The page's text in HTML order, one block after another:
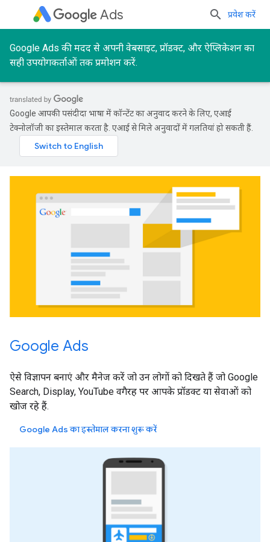
Ads प्रवेश करें
Google Ads की मदद से अपनी वेबसाइट, प्रॉडक्ट, और ऐप्लिकेशन का
सही उपयोगकर्ताओं तक प्रमोशन करें.
Google आपकी पसंदीदा भाषा में कॉन्टेंट का अनुवाद करने के लिए, एआई
टेक्नोलॉजी का इस्तेमाल करता है. एआई से मिले अनुवादों में गलतियां हो सकती हैं.
Google Ads
ऐसे विज्ञापन बनाएं और मैनेज करें जो उन लोगों को दिखते हैं जो Google
Search, Display, YouTube वगैरह पर आपके प्रॉडक्ट या सेवाओं को
खोज रहे हैं.
Google Ads का इस्तेमाल करना शुरू करें